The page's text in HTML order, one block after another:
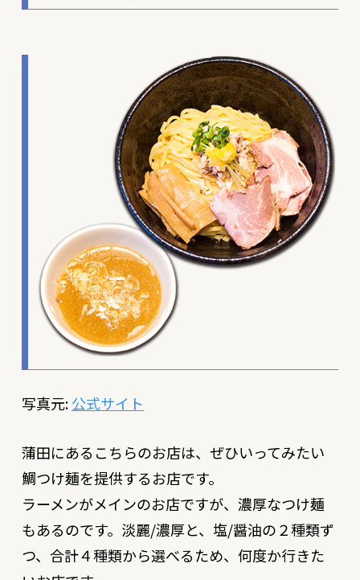
写真元:公式サイト
蒲田にあるこちらのお店は、ぜひいってみたい
鯛つけ麺を提供するお店です。
ラーメンがメインのお店ですが、濃厚なつけ麺
もあるのです。淡麗/濃厚と、塩/醤油の２種類ず
つ、合計４種類から選べるため、何度か行きた